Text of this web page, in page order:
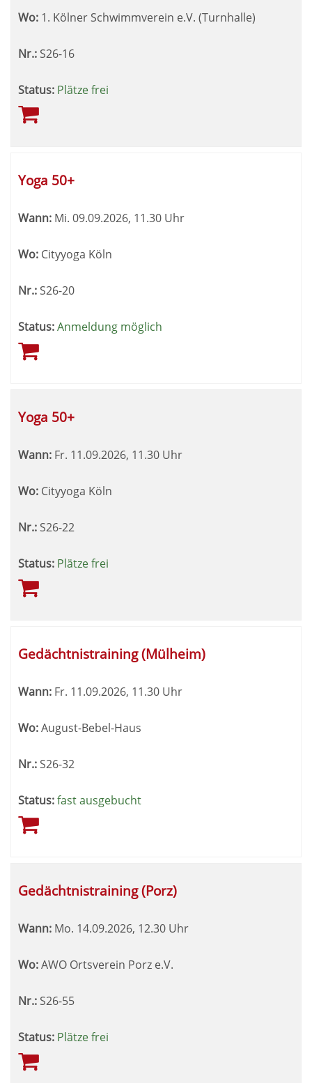
Wo: 1. Kölner Schwimmverein e.V. (Turnhalle)
Nr.: S26-16
Status: Plätze frei
Yoga 50+
Wann: Mi. 09.09.2026, 11.30 Uhr
Wo: Cityyoga Köln
Nr.:S26-20
Status:Anmeldung möglich
Yoga 50+
Wann: Fr. 11.09.2026, 11.30 Uhr
Wo: Cityyoga Köln
Nr.: S26-22
Status: Plätze frei
Gedächtnistraining (Mülheim)
Wann: Fr. 11.09.2026, 11.30 Uhr
Wo:August-Bebel-Haus
Nr.:S26-32
Status:fast ausgebucht
Gedächtnistraining (Porz)
Wann: Mo. 14.09.2026, 12.30 Uhr
Wo:AWO Ortsverein Porz e.V.
Nr.: S26-55
Status: Plätze frei